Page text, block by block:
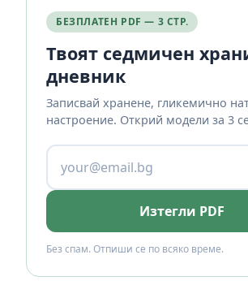
БЕЗПЛАТЕН PDF — 3 СТР.
Твоят седмичен
дневник
Записвай хранене, гликемично
настроение. Открий модели за 3
Изтегли PDF
Без спам. Отпиши се по всяко време.